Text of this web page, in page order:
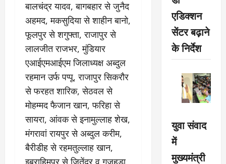
बालचंद्र यादव, बागबहार से जुनैद
अहमद, मकसुदिया से शाहीन बानो,
फूलपुर से शगुफ्ता, राजापुर से
लालजीत राजभर, मुंडियार
एआईएमआईएम जिलाध्यक्ष अब्दुल
रहमान उर्फ पप्पू, राजापुर सिकरौर
से फरहत शारिक, सेठवल से
मोहम्मद फैजान खान, फरिहा से
सायरा, आंवक से इनामुल्लाह शेख,
मंगरावां रायपुर से अब्दुल करीम,
बैरीडीह से रहमतुल्लाह खान,
इब्राहिमपुर से जितेंद्र व गजहड़ा
एडिक्शन
सेंटर बढ़ाने
के निर्देश
युवा संवाद
में
मुख्यमंत्री